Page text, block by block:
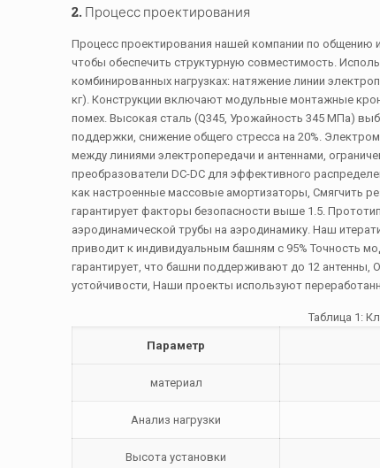
2. Процесс проектирования
Процесс проектирования нашей компании по общению
чтобы обеспечить структурную совместимость.
комбинированных нагрузках: натяжение линии
кг). Конструкции включают модульные монтажные
помех. Высокая сталь (Q345, Урожайность 345 МПа)
поддержки, снижение общего стресса на 20%.
между линиями электропередачи и антеннами,
преобразователи DC-DC для эффективного
как настроенные массовые амортизаторы, Смягчить
гарантирует факторы безопасности выше 1.5.
аэродинамической трубы на аэродинамику. Наш
приводит к индивидуальным башням с 95% Точность
гарантирует, что башни поддерживают до 12 антенны,
устойчивости, Наши проекты используют
Таблица 1:
Параметр
материал
Анализ нагрузки
Высота установки